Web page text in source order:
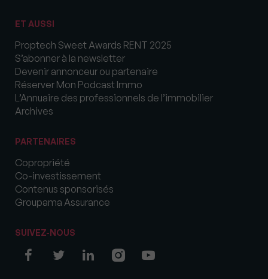
ET AUSSI
Proptech Sweet Awards RENT 2025
S’abonner à la newsletter
Devenir annonceur ou partenaire
Réserver Mon Podcast Immo
L’Annuaire des professionnels de l’immobilier
Archives
PARTENAIRES
Copropriété
Co-investissement
Contenus sponsorisés
Groupama Assurance
SUIVEZ-NOUS